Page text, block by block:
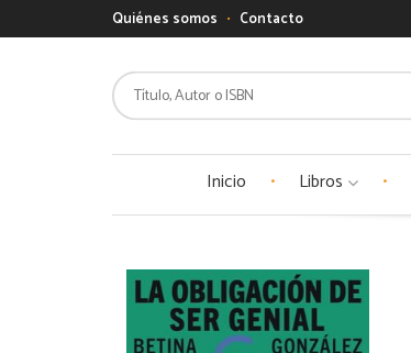
Quiénes somos Contacto
Inicio Libros